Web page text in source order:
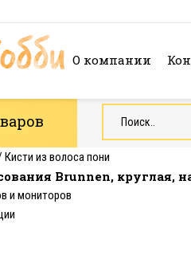
О компании
Кисти из волоса пони
Brunnen, круглая,
и мониторов